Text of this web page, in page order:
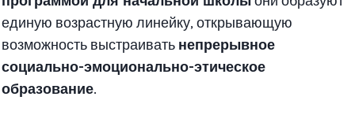
единую возрастную линейку, открывающую
возможность выстраивать непрерывное
социально-эмоционально-этическое
образование.